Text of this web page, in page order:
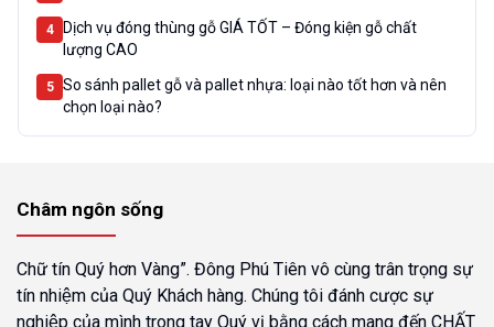
4
Dịch vụ đóng thùng gỗ GIÁ TỐT – Đóng kiện gỗ chất
lượng CAO
5
So sánh pallet gỗ và pallet nhựa: loại nào tốt hơn và nên
chọn loại nào?
Châm ngôn sống
Chữ tín Quý hơn Vàng”. Đông Phú Tiên vô cùng trân trọng sự
tín nhiệm của Quý Khách hàng. Chúng tôi đánh cược sự
nghiệp của mình trong tay Quý vị bằng cách mang đến CHẤT